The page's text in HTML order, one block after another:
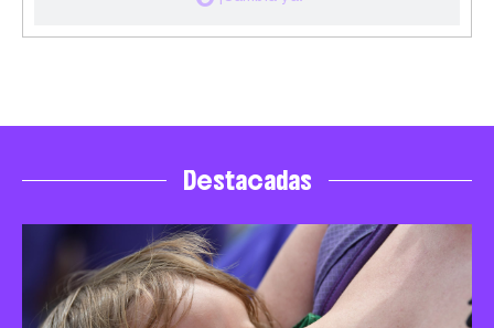
Destacadas